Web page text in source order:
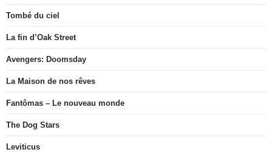
Tombé du ciel
La fin d’Oak Street
Avengers: Doomsday
La Maison de nos rêves
Fantômas – Le nouveau monde
The Dog Stars
Leviticus